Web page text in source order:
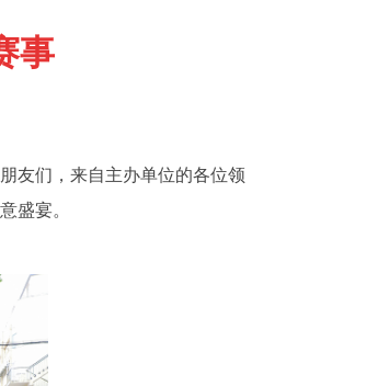
事
友们，来自主办单位的各位领
盛宴。